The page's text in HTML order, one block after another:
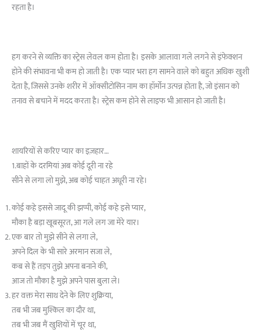
रहता है।
हग करने से व्यक्ति का स्ट्रेस लेवल कम होता है। इसके आलावा गले लगने से इंफेक्शन
होने की संभावना भी कम हो जाती है। एक प्यार भरा हग सामने वाले को बहुत अधिक खुशी
देता है, जिससे उनके शरीर में ऑक्सीटोसिन नाम का हॉर्मोन उत्पन्न होता है, जो इंसान को
तनाव से बचाने में मदद करता है। स्ट्रेस कम होने से लाइफ भी आसान हो जाती है।
शायरियों से करिए प्यार का इज़हार…
1.बाहों के दरमियां अब कोई दूरी ना रहे
सीने से लगा लो मुझे, अब कोई चाहत अधूरी ना रहे।
कोई कहे इससे जादू की झप्पी, कोई कहे इसे प्यार,
मौका है बड़ा खूबसूरत, आ गले लग जा मेरे यार।
एक बार तो मुझे सीने से लगा ले,
अपने दिल के भी सारे अरमान सजा ले,
कब से हैं तड़प तुझे अपना बनाने की,
आज तो मौका है मुझे अपने पास बुला ले।
हर वक्त मेरा साथ देने के लिए शुक्रिया,
तब भी जब मुश्किल का दौर था,
तब भी जब मैं खुशियों में चूर था,